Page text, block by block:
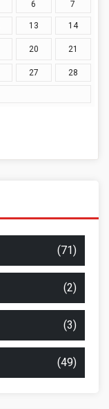
6 7
13 14
20 21
27 28
(71)
(2)
(3)
(49)